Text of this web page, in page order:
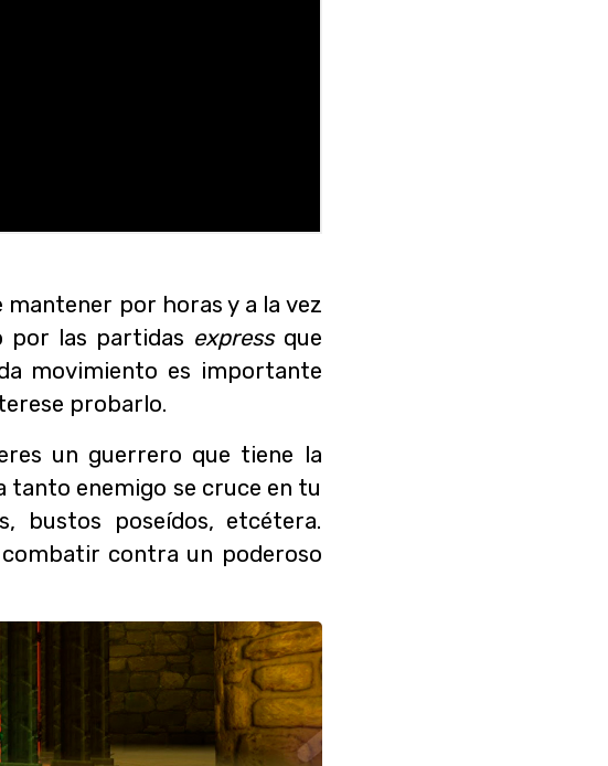
mantener por horas y a la vez
por las partidas expressque
movimiento es importante
probarlo.
un guerrero que tiene la
tanto enemigo se cruce en tu
bustos poseídos, etcétera.
contra un poderoso